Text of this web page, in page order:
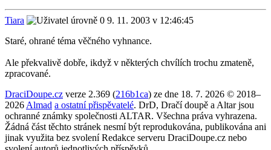
Tiara
9. 11. 2003 v 12:46:45
Staré, ohrané téma věčného vyhnance.
Ale překvalivě dobře, ikdyž v některých chvílích trochu zmateně,
zpracované.
DraciDoupe.cz verze 2.369 (216b1ca) ze dne 18. 7. 2026 © 2018–
2026 Almad a ostatní přispěvatelé. DrD, Dračí doupě a Altar jsou
ochranné známky společnosti ALTAR. Všechna práva vyhrazena.
Žádná část těchto stránek nesmí být reprodukována, publikována ani
jinak využita bez svolení Redakce serveru DraciDoupe.cz nebo